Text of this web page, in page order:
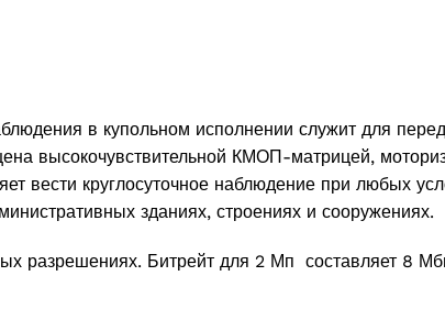
в купольном исполнении служит для
высокочувствительной КМОП-матрицей,
вести круглосуточное наблюдение при любых
зданиях, строениях и сооружениях.
разрешениях. Битрейт для 2 Мп составляет 8